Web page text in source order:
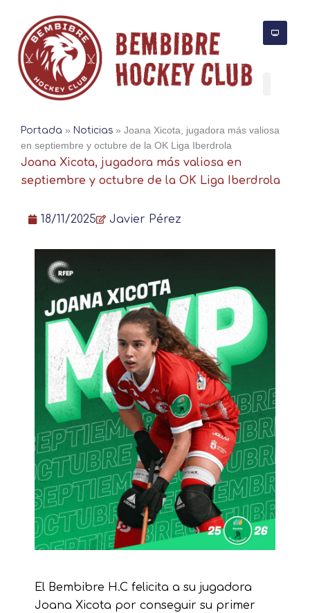
contenido
Portada » Noticias » Joana Xicota, jugadora más valiosa
en septiembre y octubre de la OK Liga Iberdrola
Joana Xicota, jugadora más valiosa en
septiembre y octubre de la OK Liga Iberdrola
18/11/2025 Javier Pérez
El Bembibre H.C felicita a su jugadora
Joana Xicota por conseguir su primer